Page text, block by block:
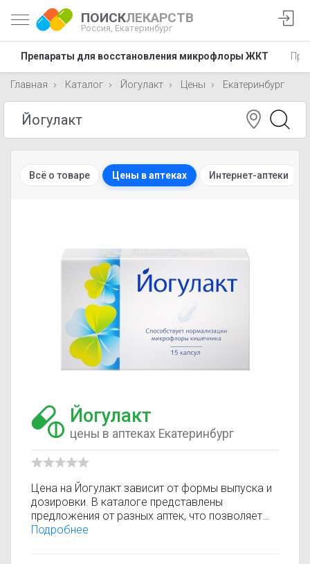
ПОИСКЛЕКАРСТВ
Россия, Екатеринбург
Препараты для восстановления микрофлоры ЖКТ
Главная Каталог Йогулакт Цены Екатеринбург
Всё о товаре Цены в аптеках Интернет-аптеки
Йогулакт
цены в аптеках Екатеринбург
Цена на Йогулакт зависит от формы выпуска и
дозировки. В каталоге представлены
предложения от разных аптек, что позволяет
быстро найти, где купить Йогулакт по
Подробнее